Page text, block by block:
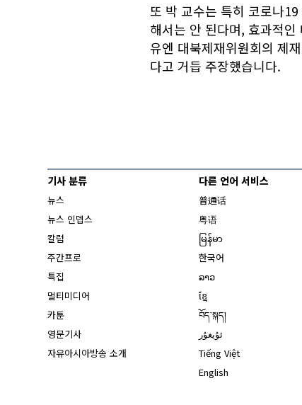
또 박 교수는 특히 코로나
해서는 안 된다며, 효과적
유엔 대북제재위원회의 제
다고 거듭 주장했습니다.
기사 분류
뉴스
뉴스 인뎁스
칼럼
주간프로
특집
멀티미디어
카툰
영문기사
자유아시아방송 소개
다른 언어 서비스
普通话
粤语
မြန်မာ
한국어
ລາວ
ខ្មែ
བོད་སྐད།
ئۇيغۇر
Tiếng Việt
English